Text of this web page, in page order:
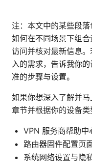
注：本文中的某些段
如何在不同场景下组
访问并核对最新信息
入的需求，告诉我你
准的步骤与设置。
如果你想深入了解并
章节并根据你的设备类
VPN 服务商帮助中
路由器固件配置页
系统网络设置与隐